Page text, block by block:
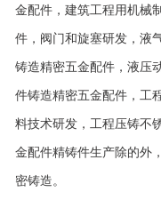
金配件，建筑工程用机械
件，阀门和旋塞研发，液
铸造精密五金配件，液压
件铸造精密五金配件，工
料技术研发，工程压铸不
金配件精铸件生产除的外
密铸造。